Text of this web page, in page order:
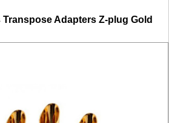
Adapters Z-plug Gold